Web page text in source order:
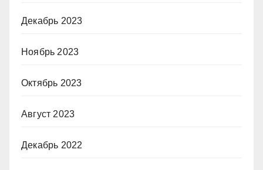
Декабрь 2023
Ноябрь 2023
Октябрь 2023
Август 2023
Декабрь 2022